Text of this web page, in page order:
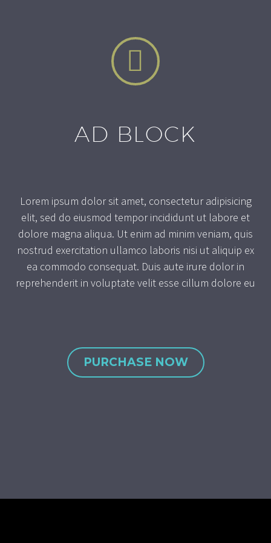


AD BLOCK
Lorem ipsum dolor sit amet, consectetur adipisicing
elit, sed do eiusmod tempor incididunt ut labore et
dolore magna aliqua. Ut enim ad minim veniam, quis
nostrud exercitation ullamco laboris nisi ut aliquip ex
ea commodo consequat. Duis aute irure dolor in
reprehenderit in voluptate velit esse cillum dolore eu
PURCHASE NOW